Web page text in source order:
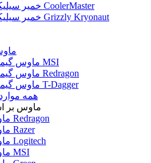
خمیر سیلیکون CoolerMaster
خمیر سیلیکون Grizzly Kryonaut
ماوس گیمینگ MSI
ماوس گیمینگ Redragon
ماوس گیمینگ T-Dagger
همه
ماوس بر
ماوس Redragon
ماوس Razer
ماوس Logitech
ماوس MSI